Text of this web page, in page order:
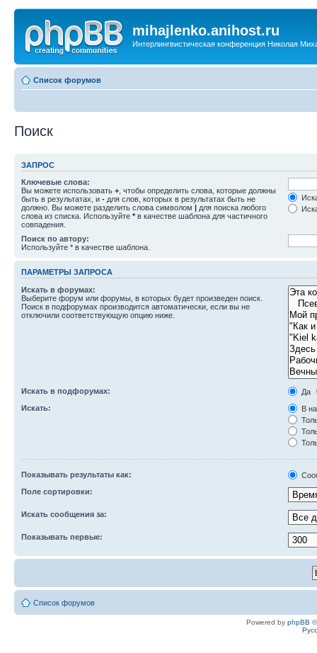
mihajlenko.anihost.ru
Интерлингвистическая конференция Николая
Список форумов
Поиск
ЗАПРОС
Ключевые слова:
Вы можете использовать + , чтобы определить слова, которые должны
быть в результатах, и - для слов, которых в результатах быть не
должно. Вы можете разделить слова символом | для поиска любого
слова из списка. Используйте * в качестве шаблона для частичного
совпадения.
Поиск по автору:
Используйте * в качестве шаблона.
ПАРАМЕТРЫ ЗАПРОСА
Искать в форумах:
Выберите форум или форумы, в которых будет произведен поиск.
Поиск в подфорумах производится автоматически, если вы не
отключили соответствующую опцию ниже.
Искать в подфорумах:
Да
Искать:
В
Показывать результаты как:
Поле сортировки:
Искать сообщения за:
Показывать первые:
Список форумов
Powered by phpBB